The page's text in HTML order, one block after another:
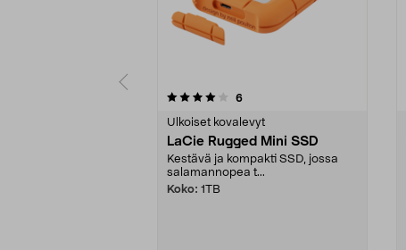
6arvostelut
Ulkoiset kovalevyt
LaCie Rugged Mini SSD
Kestävä ja kompakti SSD, jossa
salamannopea t...
Koko: 1TB
4.5 viidestä